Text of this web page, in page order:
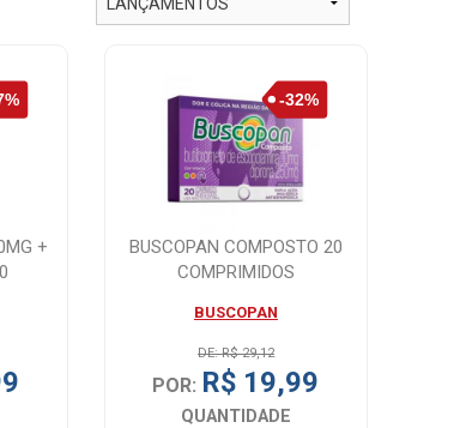
+
BUSCOPAN COMPOSTO 20
COMPRIMIDOS
BUSCOPAN
DE: R$ 29,12
POR: R$ 19,99
QUANTIDADE